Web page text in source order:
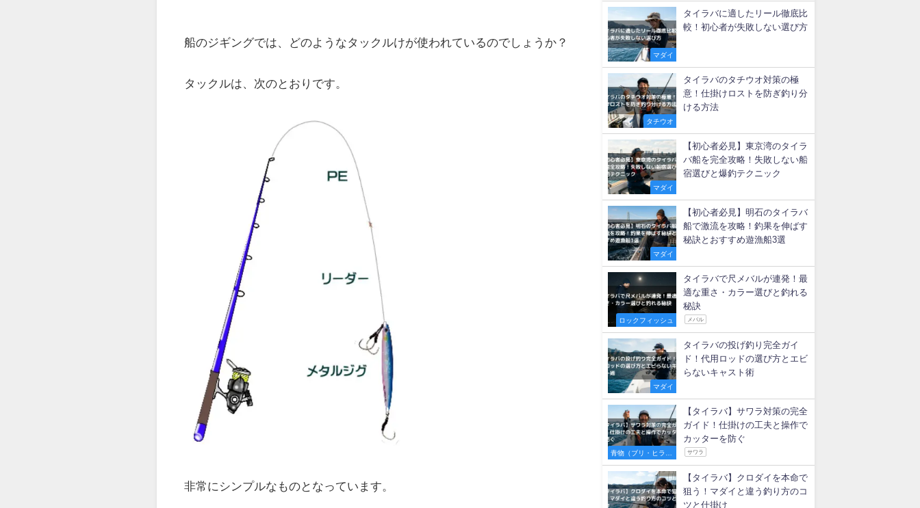
船のジギングでは、どのようなタックルけが使われているのでしょうか？
タックルは、次のとおりです。
非常にシンプルなものとなっています。
マダイ
タイラバに適したリール徹底比
較！初心者が失敗しない選び方
タチウオ
タイラバのタチウオ対策の極
意！仕掛けロストを防ぎ釣り分
ける方法
マダイ
【初心者必見】東京湾のタイラ
バ船を完全攻略！失敗しない船
宿選びと爆釣テクニック
マダイ
【初心者必見】明石のタイラバ
船で激流を攻略！釣果を伸ばす
秘訣とおすすめ遊漁船3選
ロックフィッシュ
タイラバで尺メバルが連発！最
適な重さ・カラー選びと釣れる
秘訣
メバル
マダイ
タイラバの投げ釣り完全ガイ
ド！代用ロッドの選び方とエビ
らないキャスト術
青物（ブリ・ヒラマ
サ・サワラなど）
【タイラバ】サワラ対策の完全
ガイド！仕掛けの工夫と操作で
カッターを防ぐ
サワラ
【タイラバ】クロダイを本命で
狙う！マダイと違う釣り方のコ
ツと仕掛け